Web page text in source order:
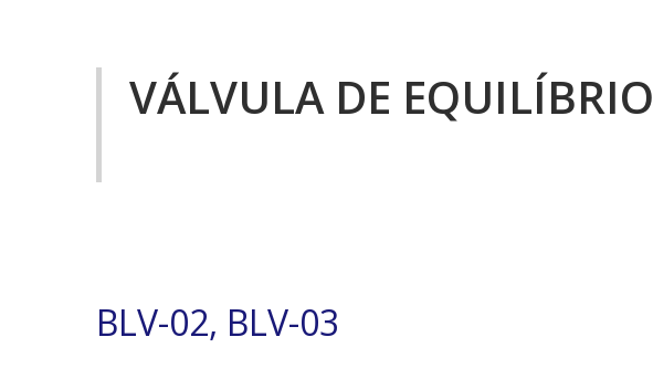
VÁLVULA DE EQUILÍBRIO
BLV-02, BLV-03